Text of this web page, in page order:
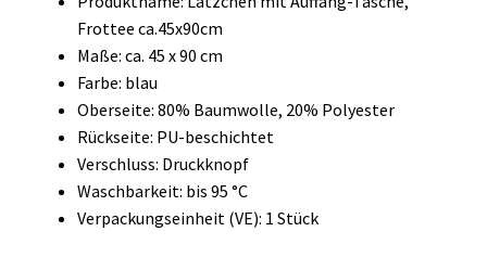
Frottee ca.45x90cm
Maße: ca. 45 x 90 cm
Farbe: blau
Oberseite: 80% Baumwolle, 20% Polyester
Rückseite: PU-beschichtet
Verschluss: Druckknopf
Waschbarkeit: bis 95 °C
Verpackungseinheit (VE): 1 Stück